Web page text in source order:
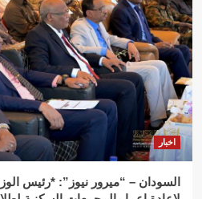
اخبار
السودان – “ميرور نيوز”: *رئيس